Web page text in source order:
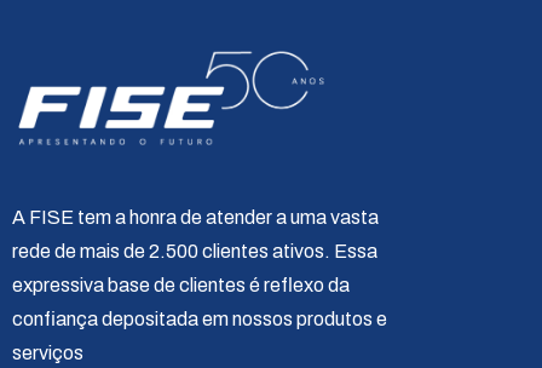
A FISE tem a honra de atender a uma vasta
rede de mais de 2.500 clientes ativos. Essa
expressiva base de clientes é reflexo da
confiança depositada em nossos produtos e
serviços